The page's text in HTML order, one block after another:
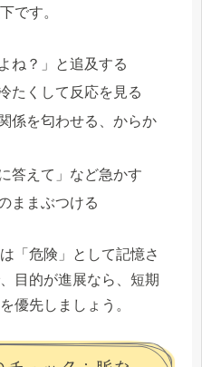
です。
ね？」と追及する
たくして反応を見る
係を匂わせる、からか
答えて」など急かす
ままぶつける
「危険」として記憶さ
目的が進展なら、短期
優先しましょう。